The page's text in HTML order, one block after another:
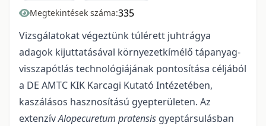
Megtekintések száma:335
Vizsgálatokat végeztünk túlérett juhtrágya
adagok kijuttatásával környezetkímélő tápanyag-
visszapótlás technológiájának pontosítása céljából
a DE AMTC KIK Karcagi Kutató Intézetében,
kaszálásos hasznosítású gyepterületen. Az
extenzívAlopecuretum pratensis gyeptársulásban